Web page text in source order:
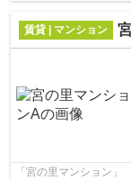
賃貸 | マンション
「宮の里マンション